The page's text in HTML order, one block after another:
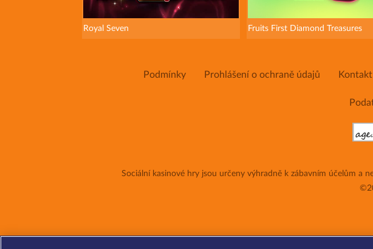
Royal Seven Fruits First Diamond Treasures
Podmínky Prohlášení o ochraně údajů Kontakt
Sociální kasinové hry jsou určeny výhradně k zábavním účelům a